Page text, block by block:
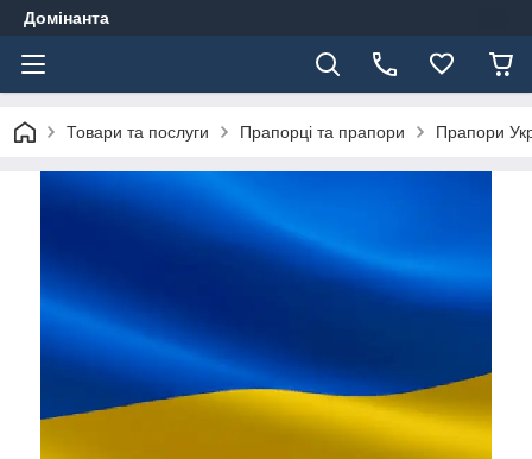
Домінанта
Товари та послуги Прапорці та прапори Прапори